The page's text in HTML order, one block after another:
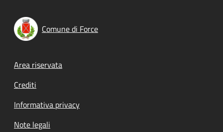
Comune di Force
Footer menu
Area riservata
Crediti
Informativa privacy
Note legali